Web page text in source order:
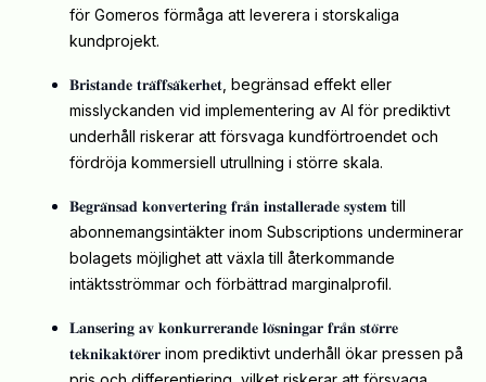
för Gomeros förmåga att leverera i storskaliga
kundprojekt.
𝐁𝐫𝐢𝐬𝐭𝐚𝐧𝐝𝐞 𝐭𝐫𝐚̈𝐟𝐟𝐬𝐚̈𝐤𝐞𝐫𝐡𝐞𝐭 , begränsad effekt eller
misslyckanden vid implementering av AI för prediktivt
underhåll riskerar att försvaga kundförtroendet och
fördröja kommersiell utrullning i större skala.
𝐁𝐞𝐠𝐫𝐚̈𝐧𝐬𝐚𝐝 𝐤𝐨𝐧𝐯𝐞𝐫𝐭𝐞𝐫𝐢𝐧𝐠 𝐟𝐫𝐚̊𝐧 𝐢𝐧𝐬𝐭𝐚𝐥𝐥𝐞𝐫𝐚𝐝𝐞 𝐬𝐲𝐬𝐭𝐞𝐦 till
abonnemangsintäkter inom Subscriptions underminerar
bolagets möjlighet att växla till återkommande
intäktsströmmar och förbättrad marginalprofil.
𝐋𝐚𝐧𝐬𝐞𝐫𝐢𝐧𝐠 𝐚𝐯 𝐤𝐨𝐧𝐤𝐮𝐫𝐫𝐞𝐫𝐚𝐧𝐝𝐞 𝐥𝐨̈𝐬𝐧𝐢𝐧𝐠𝐚𝐫 𝐟𝐫𝐚̊𝐧 𝐬𝐭𝐨̈𝐫𝐫𝐞
𝐭𝐞𝐤𝐧𝐢𝐤𝐚𝐤𝐭𝐨̈𝐫𝐞𝐫 inom prediktivt underhåll ökar pressen på